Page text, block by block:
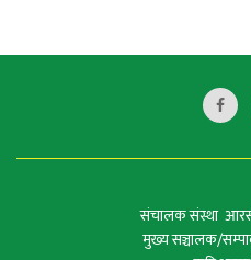
संचालक संस्था
मुख्य सञ्चालक/